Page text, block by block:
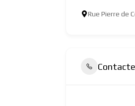
Rue Pierre de